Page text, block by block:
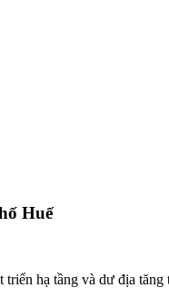
Huế
hạ tầng và dư địa